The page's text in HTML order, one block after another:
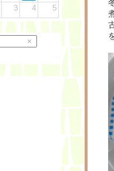
3 4 5
×